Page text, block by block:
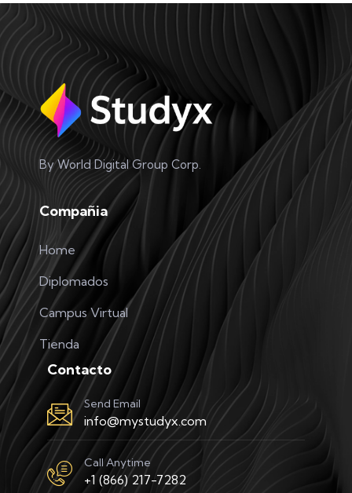
By World Digital Group Corp.
Compañia
Home
Diplomados
Campus Virtual
Tienda
Contacto
Send Email
info@mystudyx.com
Call Anytime
+1 (866) 217-7282